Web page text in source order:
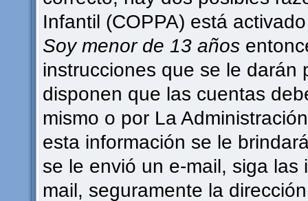
Infantil (COPPA) está
Soy menor de 13 años
instrucciones que se le darán
disponen que las cuentas
mismo o por La
esta información se le
se le envió un e-mail, siga
mail, seguramente la